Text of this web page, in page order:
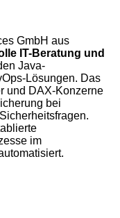
GmbH aus
IT-Beratung und
Java-
Lösungen. Das
und DAX-Konzerne
bei
im